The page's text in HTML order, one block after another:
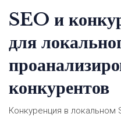
SEO и
для
конкурентов
Конкуренция в локальном